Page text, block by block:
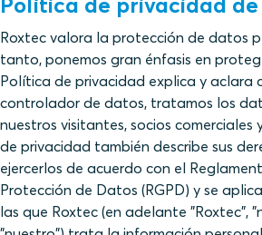
Roxtec valora la protección de datos
tanto, ponemos gran énfasis en
Política de privacidad explica y aclara
controlador de datos, tratamos los
nuestros visitantes, socios comerciales
de privacidad también describe sus
ejercerlos de acuerdo con el
Protección de Datos (RGPD) y se
las que Roxtec (en adelante "Roxtec",